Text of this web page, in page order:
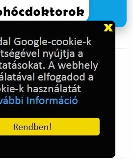
már 300 forint.Ennyiből tíz
ceruza is megvásárolható –
mégis mosolyt és erőt
köszönjük!